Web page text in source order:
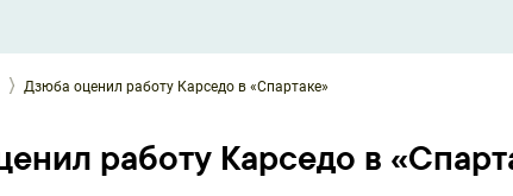
Дзюба оценил работу Карседо в «Спартаке»
работу Карседо в